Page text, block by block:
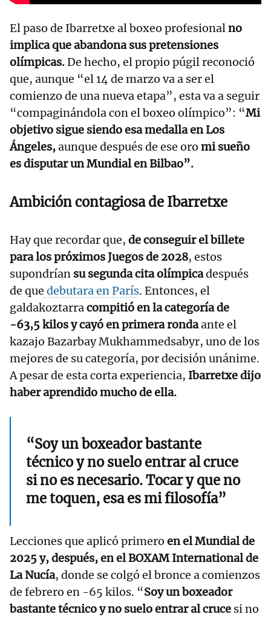
El paso de Ibarretxe al boxeo profesionalno
implica que abandona sus pretensiones
olímpicas.De hecho, el propio púgil reconoció
que, aunque “el 14 de marzo va a ser el
comienzo de una nueva etapa”, esta va a seguir
“compaginándola con el boxeo olímpico”: “Mi
objetivo sigue siendo esa medalla en Los
Ángeles,aunque después de ese oro mi sueño
es disputar un Mundial en Bilbao”.
Ambición contagiosa de Ibarretxe
Hay que recordar que, de conseguir el billete
para los próximos Juegos de 2028, estos
supondrían su segunda cita olímpicadespués
de que debutara en París. Entonces, el
galdakoztarracompitió en la categoría de
-63,5 kilos y cayó en primera rondaante el
kazajo Bazarbay Mukhammedsabyr, uno de los
mejores de su categoría, por decisión unánime.
A pesar de esta corta experiencia, Ibarretxe dijo
haber aprendido mucho de ella.
“Soy un boxeador bastante
técnico y no suelo entrar al cruce
si no es necesario. Tocar y que no
me toquen, esa es mi filosofía”
Lecciones que aplicó primero en el Mundial de
2025 y, después, en el BOXAM International de
La Nucía, donde se colgó el bronce a comienzos
de febrero en -65 kilos. “Soy un boxeador
bastante técnico y no suelo entrar al cruce si no